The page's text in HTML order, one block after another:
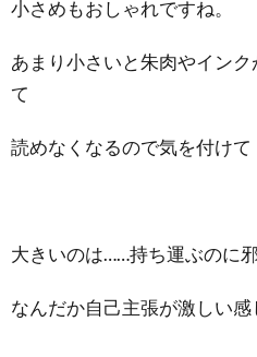
小さめもおしゃれですね。
あまり小さいと朱肉やイン
て
読めなくなるので気を付けて
大きいのは……持ち運ぶのに邪
なんだか自己主張が激しい感